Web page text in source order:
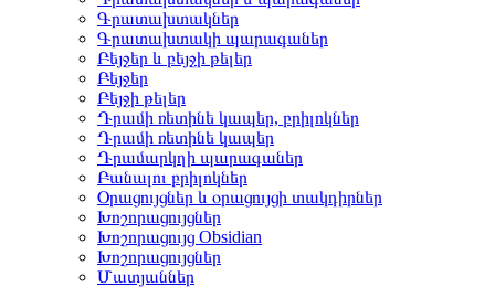
Գրատախտակներ
Գրատախտակի պարագաներ
Բեյջեր և բեյջի թելեր
Բեյջեր
Բեյջի թելեր
Դրամի ռետինե կապեր, բրիլոկներ
Դրամի ռետինե կապեր
Դրամարկղի պարագաներ
Բանալու բրիլոկներ
Օրացույցներ և օրացույցի տակդիրներ
Խոշորացույցներ
Խոշորացույց Obsidian
Խոշորացույցներ
Մատյաններ